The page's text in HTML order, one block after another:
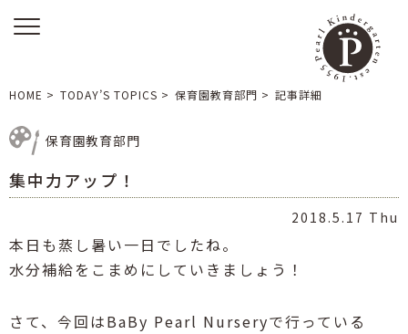
HOME > TODAY’S TOPICS > 保育園教育部門 > 記事詳細
保育園教育部門
集中力アップ！
2018.5.17 Thu
本日も蒸し暑い一日でしたね。
水分補給をこまめにしていきましょう！
さて、今回はBaBy Pearl Nurseryで行っている